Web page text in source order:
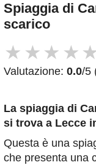
Spiaggia di
scarico
★ ★ ★ ★
Valutazione: 0.0/5
La spiaggia di
si trova a Lecce
Questa è una
che presenta una